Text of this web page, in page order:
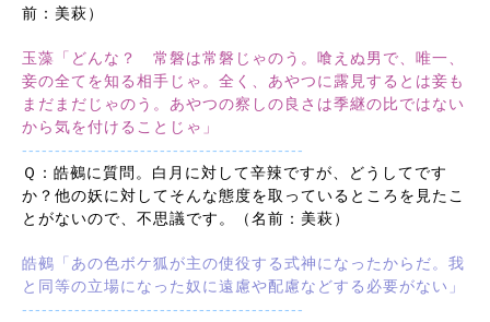
前：美萩）
玉藻「どんな？ 常磐は常磐じゃのう。喰えぬ男で、唯一、
妾の全てを知る相手じゃ。全く、あやつに露見するとは妾も
まだまだじゃのう。あやつの察しの良さは季継の比ではない
から気を付けることじゃ」
-------------------------------------------
Ｑ：皓鵺に質問。白月に対して辛辣ですが、どうしてです
か？他の妖に対してそんな態度を取っているところを見たこ
とがないので、不思議です。（名前：美萩）
皓鵺「あの色ボケ狐が主の使役する式神になったからだ。我
と同等の立場になった奴に遠慮や配慮などする必要がない」
-------------------------------------------